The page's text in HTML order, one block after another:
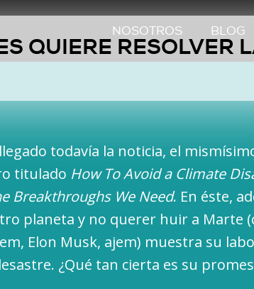
NOSOTROS BLOG
QUIERE RESOLVER
todavía la noticia, el
titulado How To Avoid a Climate
Breakthroughs We Need. En éste,
planeta y no querer huir a Marte
Elon Musk, ajem) muestra su
¿Qué tan cierta es su